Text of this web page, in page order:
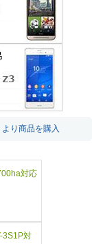
り商品を購入
対応
3S1P対